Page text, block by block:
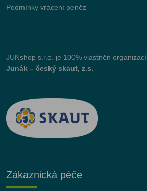
Podmínky vrácení peněz
JUNshop s.r.o.
je 100% vlastněn organizací
Junák – český skaut, z.s.
Zákaznická péče